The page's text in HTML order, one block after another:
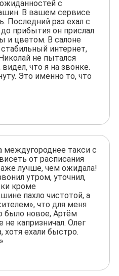
с
В вашем сервисе
Последний раз ехал с
прибытия он прислал
и цветом. В салоне
интернет,
не пытался
что я на звонке.
Это именно то, что
такси с
от расписания
лучше, чем ожидала!
утром, уточнил,
кроме
пахло чистотой, а
что для меня
было новое, Артём
не капризничал. Олег
хотя ехали быстро.